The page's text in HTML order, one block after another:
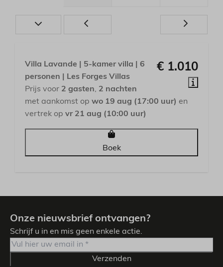
€ 1.010
Villa Lavande | 5-kamer villa | 6
personen | Les Forges Villas
Prijs voor 2 gasten, 2 nachten
met aankomst op wo 19 aug (17:00 uur) en
vertrek op vr 21 aug (10:00 uur)
Boek
Onze nieuwsbrief ontvangen?
Schrijf u in en mis geen enkele actie.
Verzenden